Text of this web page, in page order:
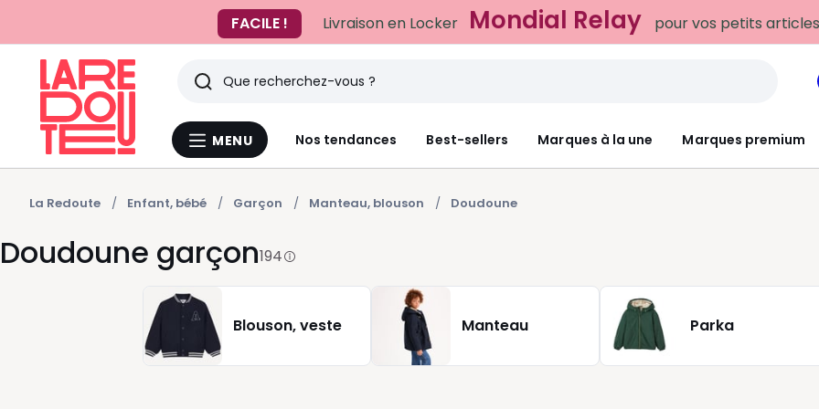
FACILE !
Livraison en Locker Mondial Relay pour vos petits articles
Menu
MENU Nos tendances Best-sellers Marques à la une Marques premium
Rechercher
Derniers
articles
vus
La Redoute Enfant, bébé Garçon Manteau, blouson Doudoune
Doudoune garçon194
Blouson, veste Manteau Parka